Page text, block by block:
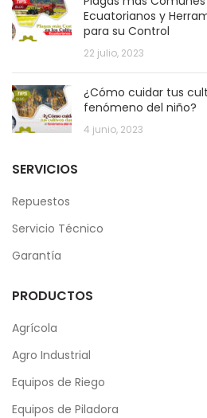
Ecuatorianos y
para su Control
22 julio, 2023
¿Cómo cuidar tus
fenómeno del niño?
4 junio, 2023
SERVICIOS
Repuestos
Servicio Técnico
Garantía
PRODUCTOS
Agrícola
Agro Industrial
Equipos de Riego
Equipos de Piladora